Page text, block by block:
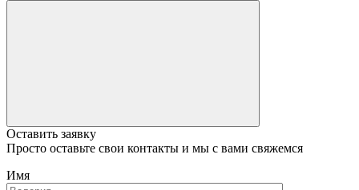
Оставить заявку
Просто оставьте свои контакты и мы с вами свяжемся
Имя